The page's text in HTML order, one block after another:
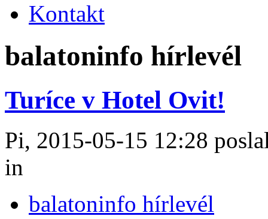
Kontakt
balatoninfo hírlevél
Turíce v Hotel Ovit!
Pi, 2015-05-15 12:28
in
balatoninfo hírlevél